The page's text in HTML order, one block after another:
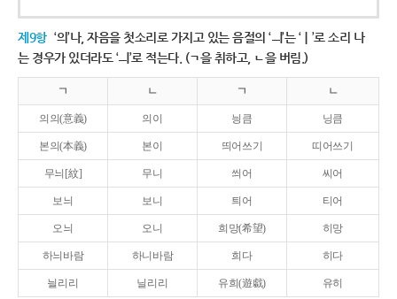
제9항 ‘의’나, 자음을 첫소리로 가지고 있는 음절의 ‘ㅢ’는 ‘ㅣ’로 소리 나
는 경우가 있더라도 ‘ㅢ’로 적는다. (ㄱ을 취하고, ㄴ을 버림.)
ㄱ ㄴ ㄱ ㄴ
의의(意義) 의이 닁큼 닝큼
본의(本義) 본이 띄어쓰기 띠어쓰기
무늬[紋] 무니 씌어 씨어
보늬 보니 틔어 티어
오늬 오니 희망(希望) 히망
하늬바람 하니바람 희다 히다
늴리리 닐리리 유희(遊戱) 유히